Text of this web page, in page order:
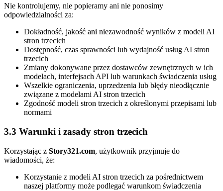
Nie kontrolujemy, nie popieramy ani nie ponosimy
odpowiedzialności za:
Dokładność, jakość ani niezawodność wyników z modeli AI
stron trzecich
Dostępność, czas sprawności lub wydajność usług AI stron
trzecich
Zmiany dokonywane przez dostawców zewnętrznych w ich
modelach, interfejsach API lub warunkach świadczenia usług
Wszelkie ograniczenia, uprzedzenia lub błędy nieodłącznie
związane z modelami AI stron trzecich
Zgodność modeli stron trzecich z określonymi przepisami lub
normami
3.3 Warunki i zasady stron trzecich
Korzystając z Story321.com, użytkownik przyjmuje do
wiadomości, że:
Korzystanie z modeli AI stron trzecich za pośrednictwem
naszej platformy może podlegać warunkom świadczenia